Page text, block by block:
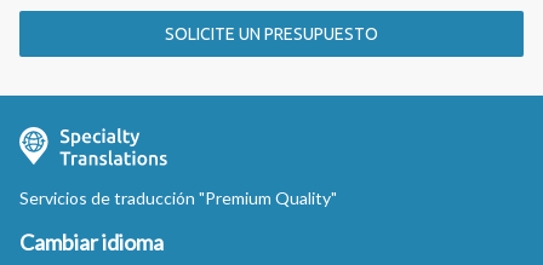
SOLICITE UN PRESUPUESTO
Servicios de traducción "Premium Quality"
Cambiar idioma